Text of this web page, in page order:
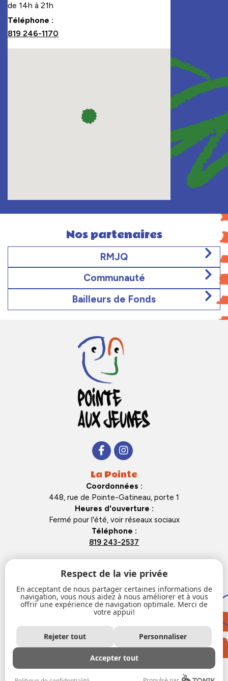
de 14h à 21h
Téléphone :
819 246-1170
Nos partenaires
RMJQ
Communauté
Bailleurs de Fonds
La Pointe
Coordonnées :
448, rue de Pointe-Gatineau, porte 1
Heures d'ouverture :
Fermé pour l'été, voir réseaux sociaux
Téléphone :
819 243-2537
La Cabane
Coordonnées :
104 rue du Barry
Heures d'ouverture :
Du lundi de 15h à 21h et du mardi au vendredi de 14h à 21h
Téléphone :
© 2026 Pointe aux jeunes. Tous droits réservés.
Respect de la vie privée
En acceptant de nous partager certaines informations de
navigation, vous nous aidez à nous améliorer et à vous
offrir une expérience de navigation optimale. Merci de
votre appui!
Rejeter tout Personnaliser
Accepter tout